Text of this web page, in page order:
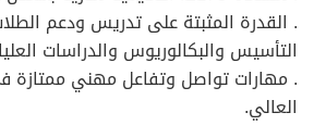
. القدرة المثبتة على تدريس ودعم
التأسيس والبكالوريوس والدراسات
. مهارات تواصل وتفاعل مهني ممتازة
العالي.